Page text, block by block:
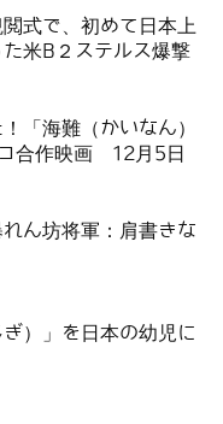
式で、初めて日本上
米B２ステルス爆撃
「海難（かいなん）
合作映画 12月5日
ん坊将軍：肩書きな
ぎ）」を日本の幼児に